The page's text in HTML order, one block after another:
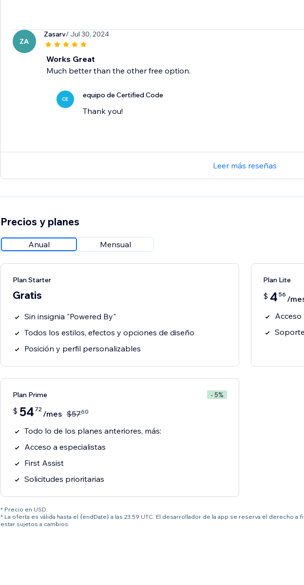
ZA
Zasarv/ Jul 30, 2024
Works Great
Much better than the other free option.
CE equipo de Certified Code
Thank you!
Leer más reseñas
Precios y planes
Anual Mensual
Plan Starter
Gratis
Sin insignia "Powered By"
Todos los estilos, efectos y opciones de diseño
Posición y perfil personalizables
Plan Lite
$ 4 56 /
Acceso
Plan Prime - 5%
$ 54 72 /mes $5760
Todo lo de los planes anteriores, más:
Acceso a especialistas
First Assist
Solicitudes prioritarias
* Precio en USD.
* La oferta es válida hasta el {endDate} a las 23:59 UTC. El desarrollador de la app se reserva el derecho
estar sujetos a cambios.